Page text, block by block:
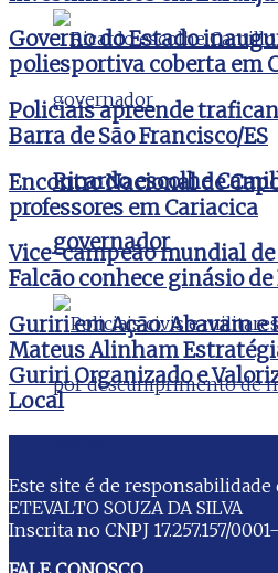
Ricardo escolhe
governador
Policiais civis e
Governo do Estado
poliesportiva coberta em
Policiais apreende
Barra de São Francisco/ES
Encontro Nacional de
professores em Cariacica
Vice-campeão mundial
Falcão conhece ginásio
Guriri em Ação: Abavam e
Mateus Alinham
Guriri Organizado e
Local
Este site é de responsabilidade
ETEVALTO SOUZA DA SILVA
Inscrita no CNPJ 17.257.157/